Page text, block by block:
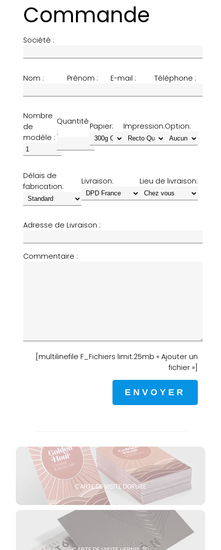
Commande
Société :
Nom : Prénom : E-mail : Téléphone :
Nombre
de
modèle :
Quantité
:
Papier: Impression:Option:
Délais de
fabrication:
Livraison: Lieu de livraison:
Adresse de Livraison :
Commentaire :
[multilinefile F_Fichiers limit:25mb « Ajouter un
fichier »]
CARTE DE VISITE DORURE